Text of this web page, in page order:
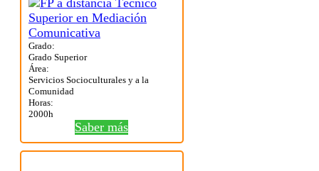
Grado:
Grado Superior
Área:
Servicios Socioculturales y a la
Comunidad
Horas:
2000h
Saber más